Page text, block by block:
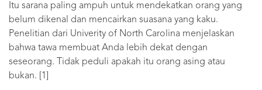
Itu sarana paling ampuh untuk mendekatkan orang yang
belum dikenal dan mencairkan suasana yang kaku.
Penelitian dari Univerity of North Carolina menjelaskan
bahwa tawa membuat Anda lebih dekat dengan
seseorang. Tidak peduli apakah itu orang asing atau
bukan. [1]